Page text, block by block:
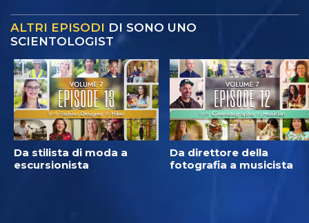
ALTRI EPISODI DI SONO UNO
SCIENTOLOGIST
Da stilista di moda a
escursionista
Da direttore della
fotografia a musicista